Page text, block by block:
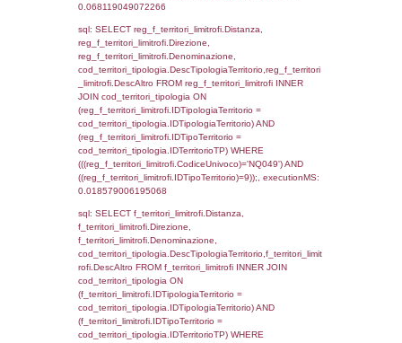
JOIN cod_territori_tipologia ON
(f_territori_limitrofi.IDTipologiaTerritorio =
cod_territori_tipologia.IDTipologiaTerritorio)
(f_territori_limitrofi.IDTipoTerritorio =
cod_territori_tipologia.IDTerritorioTP)
(((f_territori_limitrofi.IDNotifica)=836) AND
((f_territori_limitrofi.IDTipoTerritorio)=3)),
0.069987773895264
sql: SELECT f_territori_limitrofi.Distanza,
f_territori_limitrofi.Direzione,
f_territori_limitrofi.Denominazione,
rofi.DescAltro FROM f_territori_limitrofi
cod_territori_tipologia ON
(f_territori_limitrofi.IDTipologiaTerritorio =
cod_territori_tipologia.IDTipologiaTerritorio)